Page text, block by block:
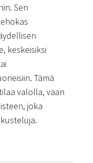
Sen
keskeisiksi
Tämä
valolla, vaan
joka